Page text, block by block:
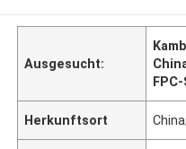
Ausgesucht:
Herkunftsort